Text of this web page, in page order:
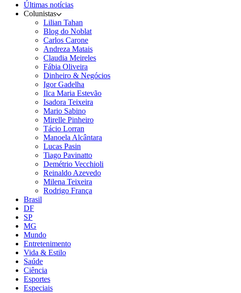
Últimas notícias
Colunistas
Lilian Tahan
Blog do Noblat
Carlos Carone
Andreza Matais
Claudia Meireles
Fábia Oliveira
Dinheiro & Negócios
Igor Gadelha
Ilca Maria Estevão
Isadora Teixeira
Mario Sabino
Mirelle Pinheiro
Tácio Lorran
Manoela Alcântara
Lucas Pasin
Tiago Pavinatto
Demétrio Vecchioli
Reinaldo Azevedo
Milena Teixeira
Rodrigo França
Brasil
DF
SP
MG
Mundo
Entretenimento
Vida & Estilo
Saúde
Ciência
Esportes
Especiais